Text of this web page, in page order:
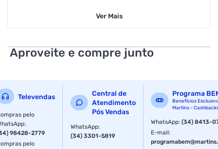
Comprimento: 55,0 cm
Funcionamento: Elétrico
Tipo de Acendimento: Automático
Tipo do Forno: Embutir
Ver Mais
Aproveite e compre junto
Televendas
pelo
:
98428-2779
pelo
Central de
Atendimento
Pós Vendas
WhatsApp:
(34) 3301-5819
Programa
Benefícios
Martins -
WhatsApp:(34) 8413-
E-mail: